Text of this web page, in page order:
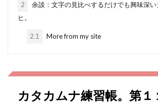
2
余談：文字の見比べするだけでも興味深い
ヒ。
2.1 More from my site
カタカムナ練習帳。第１